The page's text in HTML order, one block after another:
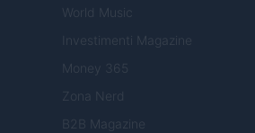
World Music
Investimenti Magazine
Money 365
Zona Nerd
B2B Magazine